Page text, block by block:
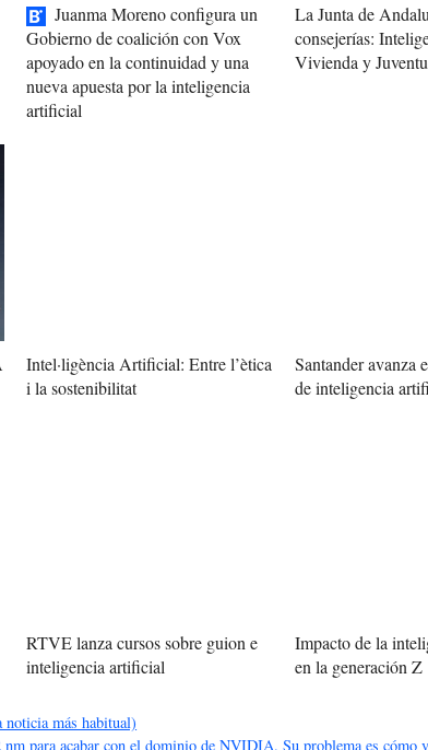
Juanma Moreno configura un
Gobierno de coalición con Vox
apoyado en la continuidad y una
nueva apuesta por la inteligencia
artificial
La Junta de
consejerías:
Vivienda y
Intel·ligència Artificial: Entre l’ètica
i la sostenibilitat
Santander avanza
de inteligencia
RTVE lanza cursos sobre guion e
inteligencia artificial
Impacto de la
en la generación Z
más habitual)
para acabar con el dominio de NVIDIA. Su problema es cómo